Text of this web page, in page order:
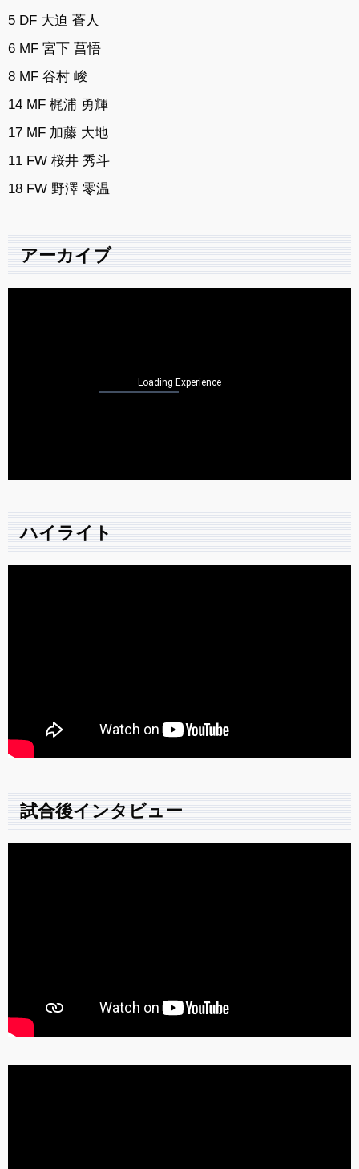
5 DF 大迫 蒼人
6 MF 宮下 菖悟
8 MF 谷村 峻
14 MF 梶浦 勇輝
17 MF 加藤 大地
11 FW 桜井 秀斗
18 FW 野澤 零温
アーカイブ
ハイライト
試合後インタビュー